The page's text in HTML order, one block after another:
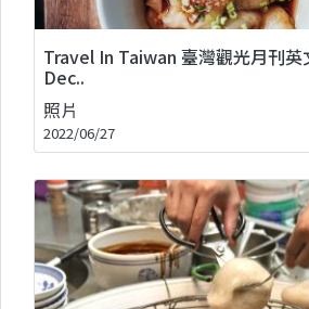
Travel In Taiwan 臺灣觀光月刊
Dec..
照片
2022/06/27